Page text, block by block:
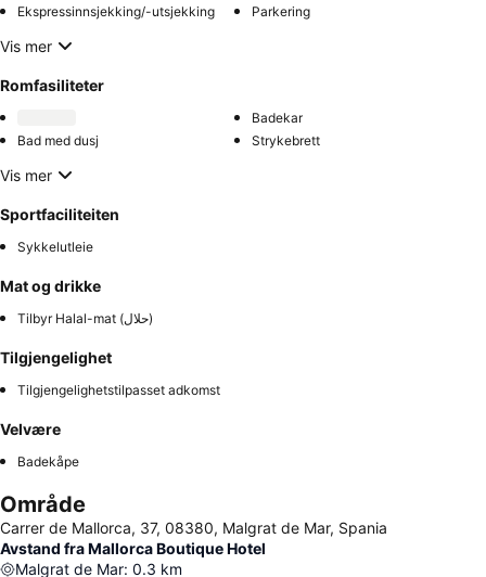
Ekspressinnsjekking/-utsjekking
Parkering
Vis mer
Romfasiliteter
Badekar
Bad med dusj
Strykebrett
Vis mer
Sportfaciliteiten
Sykkelutleie
Mat og drikke
Tilbyr Halal-mat (حلال)
Tilgjengelighet
Tilgjengelighetstilpasset adkomst
Velvære
Badekåpe
Område
Carrer de Mallorca, 37, 08380, Malgrat de Mar, Spania
Avstand fra Mallorca Boutique Hotel
Malgrat de Mar: 0.3 km